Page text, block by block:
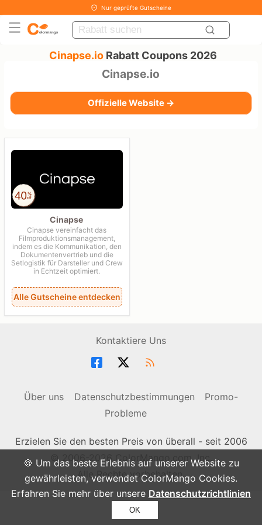
🍪 Um das beste Erlebnis auf unserer Website zu
gewährleisten, verwendet ColorMango Cookies.
Erfahren Sie mehr über unsere Datenschutzrichtlinien
OK
Nur geprüfte Gutscheine
Cinapse.ioRabatt Coupons 2026
Cinapse.io
Offizielle Website →
Cinapse
Cinapse vereinfacht das
Filmproduktionsmanagement,
indem es die Kommunikation, den
Dokumentenvertrieb und die
Setlogistik für Darsteller und Crew
in Echtzeit optimiert.
Alle Gutscheine entdecken
Kontaktiere Uns
Über uns Datenschutzbestimmungen
Promo-
Probleme
Erzielen Sie den besten Preis von überall - seit 2006
© 2006-2026 ColorMango.com, Inc.
Alle Rechte vorbehalten.